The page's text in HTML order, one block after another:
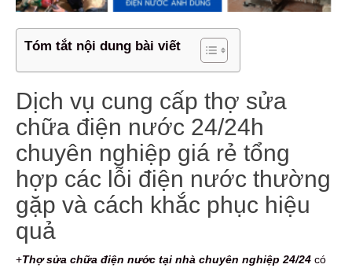
Tóm tắt nội dung bài viết
Dịch vụ cung cấp thợ sửa
chữa điện nước 24/24h
chuyên nghiệp giá rẻ tổng
hợp các lỗi điện nước thường
gặp và cách khắc phục hiệu
quả
+Thợ sửa chữa điện nước tại nhà chuyên nghiệp 24/24 có